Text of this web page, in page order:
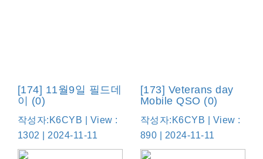
[174] 11월9일 필드데
이 (0)
작성자:K6CYB | View :
1302 | 2024-11-11
[173] Veterans day
Mobile QSO (0)
작성자:K6CYB | View :
890 | 2024-11-11